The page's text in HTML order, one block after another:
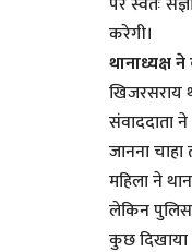
करेगी।
थानाध्यक्ष
खिजरसराय
संवाददाता
जानना चाहा
महिला ने
लेकिन पुलिस
कुछ दिखाया